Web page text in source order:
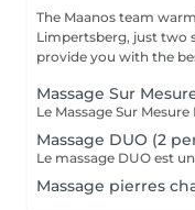
The Maanos team
Limpertsberg, just two
provide you with the
Massage Sur
Massage DUO (2
Massage pierres